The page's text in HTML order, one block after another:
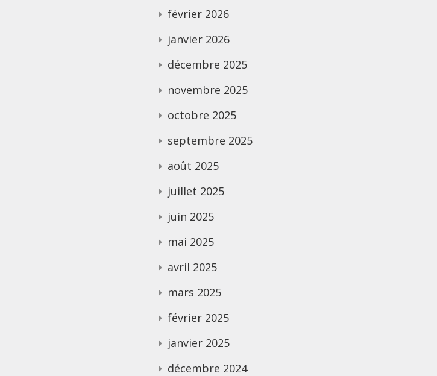
février 2026
janvier 2026
décembre 2025
novembre 2025
octobre 2025
septembre 2025
août 2025
juillet 2025
juin 2025
mai 2025
avril 2025
mars 2025
février 2025
janvier 2025
décembre 2024